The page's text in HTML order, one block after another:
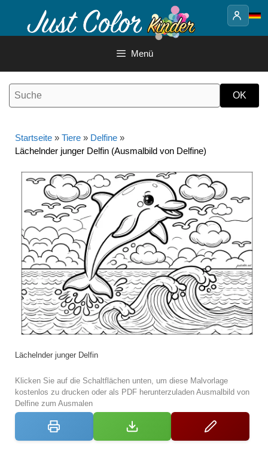
Inhalt
Menü
Startseite » Tiere » Delfine »
Lächelnder junger Delfin (Ausmalbild von Delfine)
Lächelnder junger Delfin
Klicken Sie auf die Schaltflächen unten, um diese Malvorlage
kostenlos zu drucken oder als PDF herunterzuladen Ausmalbild von
Delfine zum Ausmalen